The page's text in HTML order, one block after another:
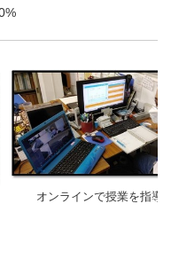
オンラインで授業を指導